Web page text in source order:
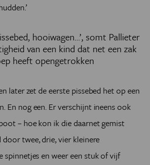
hooiwagen…’, somt Pallieter
van een kind dat net een zak
heeft opengetrokken
later zet de eerste pissebed het op een
En nog een. Er verschijnt ineens ook
– hoe kon ik die daarnet gemist
door twee, drie, vier kleinere
spinnetjes en weer een stuk of vijf